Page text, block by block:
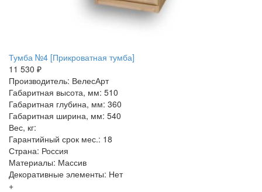
Тумба №4 [Прикроватная тумба]
11 530 ₽
Производитель: ВелесАрт
Габаритная высота, мм: 510
Габаритная глубина, мм: 360
Габаритная ширина, мм: 540
Вес, кг:
Гарантийный срок мес.: 18
Страна: Россия
Материалы: Массив
Декоративные элементы: Нет
+